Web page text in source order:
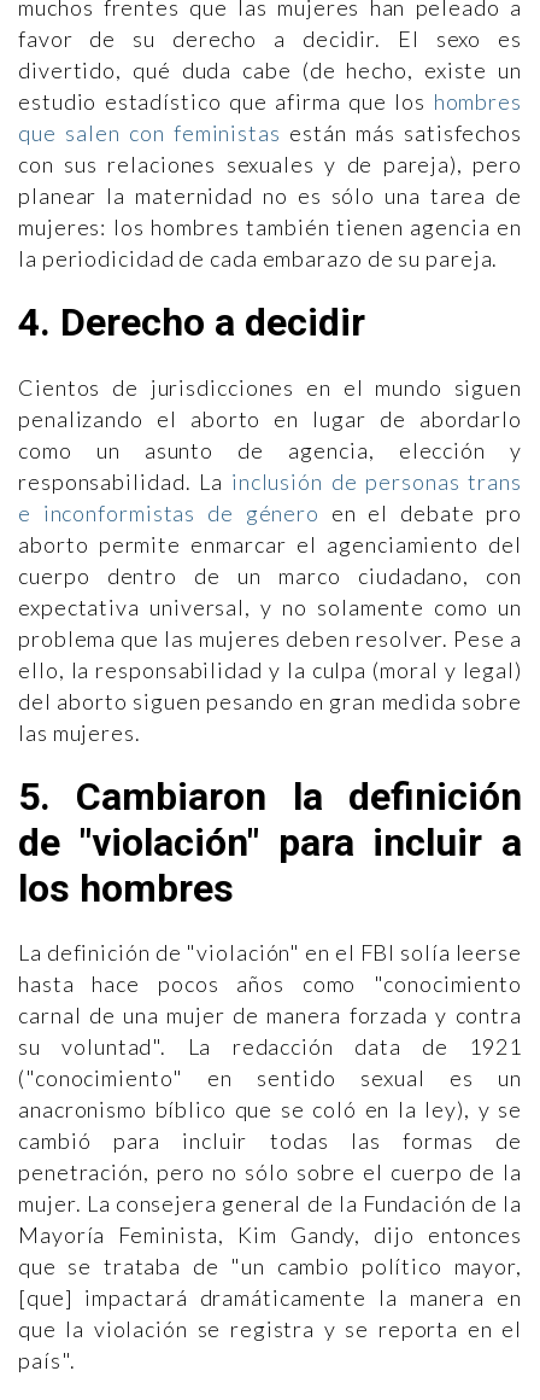
muchos frentes que las mujeres han peleado a
favor de su derecho a decidir. El sexo es
divertido, qué duda cabe (de hecho, existe un
estudio estadístico que afirma que los hombres
que salen con feministas están más satisfechos
con sus relaciones sexuales y de pareja), pero
planear la maternidad no es sólo una tarea de
mujeres: los hombres también tienen agencia en
la periodicidad de cada embarazo de su pareja.
4. Derecho a decidir
Cientos de jurisdicciones en el mundo siguen
penalizando el aborto en lugar de abordarlo
como un asunto de agencia, elección y
responsabilidad. La inclusión de personas trans
e inconformistas de género en el debate pro
aborto permite enmarcar el agenciamiento del
cuerpo dentro de un marco ciudadano, con
expectativa universal, y no solamente como un
problema que las mujeres deben resolver. Pese a
ello, la responsabilidad y la culpa (moral y legal)
del aborto siguen pesando en gran medida sobre
las mujeres.
5. Cambiaron la definición
de "violación" para incluir a
los hombres
La definición de "violación" en el FBI solía leerse
hasta hace pocos años como "conocimiento
carnal de una mujer de manera forzada y contra
su voluntad". La redacción data de 1921
("conocimiento" en sentido sexual es un
anacronismo bíblico que se coló en la ley), y se
cambió para incluir todas las formas de
penetración, pero no sólo sobre el cuerpo de la
mujer. La consejera general de la Fundación de la
Mayoría Feminista, Kim Gandy, dijo entonces
que se trataba de "un cambio político mayor,
[que] impactará dramáticamente la manera en
que la violación se registra y se reporta en el
país".